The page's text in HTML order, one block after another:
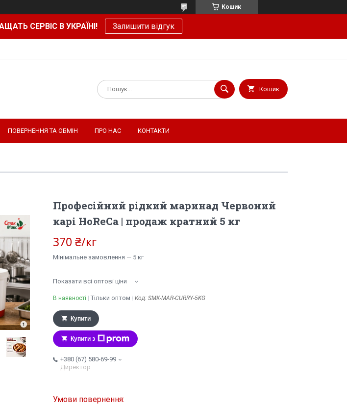
Кошик
СЕРВІС В УКРАЇНІ! Залишити відгук
Кошик
ПОВЕРНЕННЯ ТА ОБМІН ПРО НАС КОНТАКТИ
Професійний рідкий маринад Червоний
карі HoReCa | продаж кратний 5 кг
370 ₴/кг
Мінімальне замовлення — 5 кг
Показати всі оптові ціни
В наявності Тільки оптом Код: SMK-MAR-CURRY-5KG
Купити
Купити з
+380 (67) 580-69-99
Директор